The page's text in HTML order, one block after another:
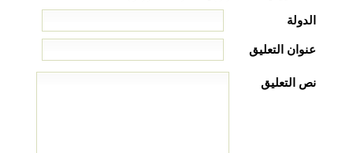
الدولة
عنوان التعليق
نص التعليق